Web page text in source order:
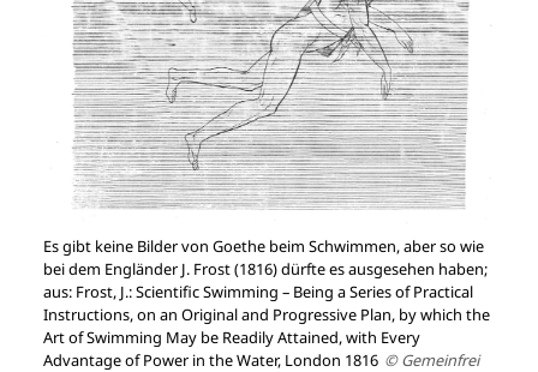
Es gibt keine Bilder von Goethe beim Schwimmen, aber so wie
bei dem Engländer J. Frost (1816) dürfte es ausgesehen haben;
aus: Frost, J.: Scientific Swimming – Being a Series of Practical
Instructions, on an Original and Progressive Plan, by which the
Art of Swimming May be Readily Attained, with Every
Advantage of Power in the Water, London 1816 © Gemeinfrei